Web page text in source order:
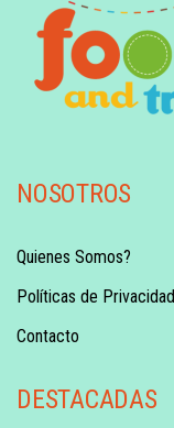
NOSOTROS
Quienes Somos?
Políticas de Privacidad
Contacto
DESTACADAS